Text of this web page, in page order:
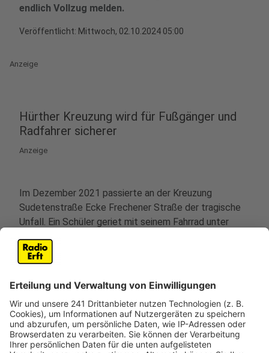
endlich Vollzug melden.
Veröffentlicht: Mittwoch, 02.10.2024 05:00
Anzeige
Hürther Kreuzung wird für Fußgänger und
Radfahrer sicherer
Anzeige
Im Dezember 2021 passierte an der Kreuzung
Sudetenstraße Ecke Frechener Straße der tragische
Unfall. Ein Schüler geriet mit seinem Fahrrad unter
einen abbiegenden Lastwagen und starb. Sowohl der
Lastwagen als auch der Junge hatten zum
Unfallzeitpunkt grün.
Danach wurde intensiv über die Ampelschaltung an
dieser Kreuzung diskutiert. Jetzt wird an der Kreuzung
gearbeitet. Der Landesbetrieb Straßen.NRW prüft die
vorhandenen Ampelschächte und Leerrohre. Denn für
die neue Schaltung müssen zwei neue Maste gesetzt